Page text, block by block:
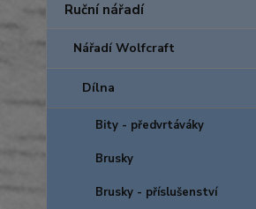
Ruční nářadí
Nářadí Wolfcraft
Dílna
Bity - předvrtáváky
Brusky
Brusky - příslušenství